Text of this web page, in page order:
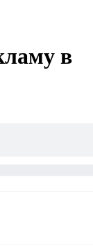
в